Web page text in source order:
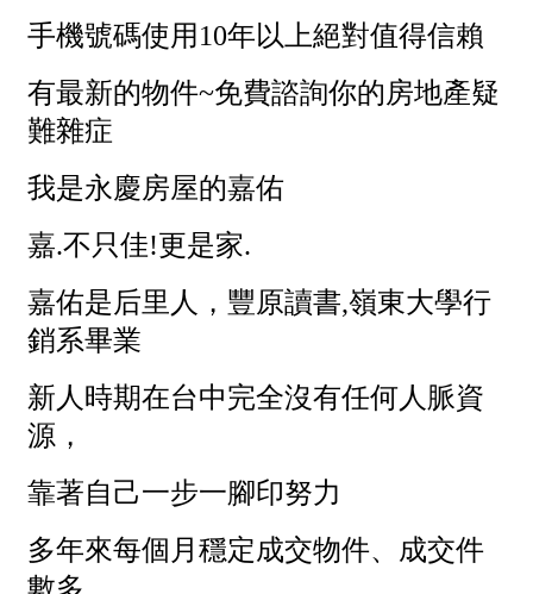
不拘
1房
2房 3房
屋齡
不拘
5 年以下
40 年以上
售價